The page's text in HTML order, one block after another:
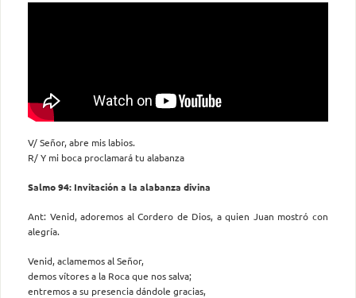
V/ Señor, abre mis labios.
R/ Y mi boca proclamará tu alabanza
Salmo 94: Invitación a la alabanza divina
Ant: Venid, adoremos al Cordero de Dios, a quien Juan mostró con
alegría.
Venid, aclamemos al Señor,
demos vítores a la Roca que nos salva;
entremos a su presencia dándole gracias,